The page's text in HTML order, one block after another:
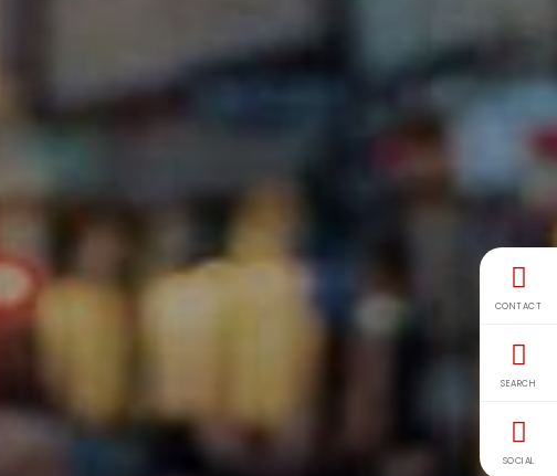
CONTACT
SEARCH
SOCIAL